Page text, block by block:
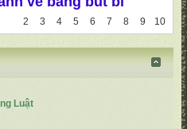
2 3 4 5 6 7 8 9 10
Luật